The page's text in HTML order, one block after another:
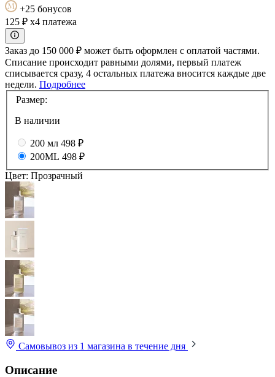
+25 бонусов
125 ₽ x4 платежа
Заказ до 150 000 ₽ может быть оформлен с оплатой частями.
Списание происходит равными долями, первый платеж
списывается сразу, 4 остальных платежа вносится каждые две
недели. Подробнее
Размер:
В наличии
200 мл 498 ₽
200ML 498 ₽
Цвет: Прозрачный
Самовывоз из 1 магазина в течение дня
Описание